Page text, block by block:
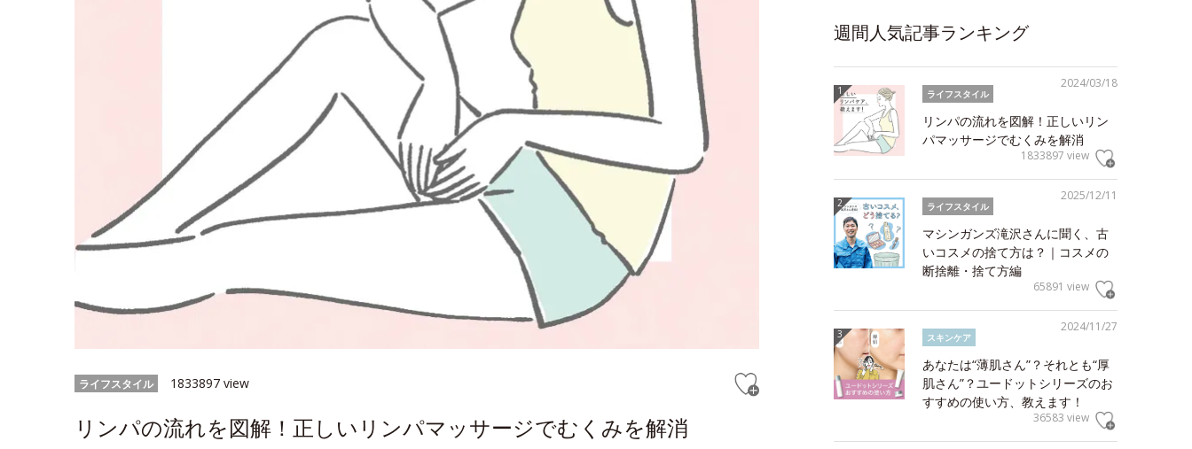
ライフスタイル 1833897 view
リンパの流れを図解！正しいリンパマッサージでむくみを解消
週間人気記事ランキング
2024/03/18
ライフスタイル
リンパの流れを図解！正しいリン
パマッサージでむくみを解消
1833897 view
2025/12/11
ライフスタイル
マシンガンズ滝沢さんに聞く、古
いコスメの捨て方は？｜コスメの
断捨離・捨て方編
65891 view
2024/11/27
スキンケア
あなたは“薄肌さん”？それとも“厚
肌さん”？ユードットシリーズのお
すすめの使い方、教えます！
36583 view